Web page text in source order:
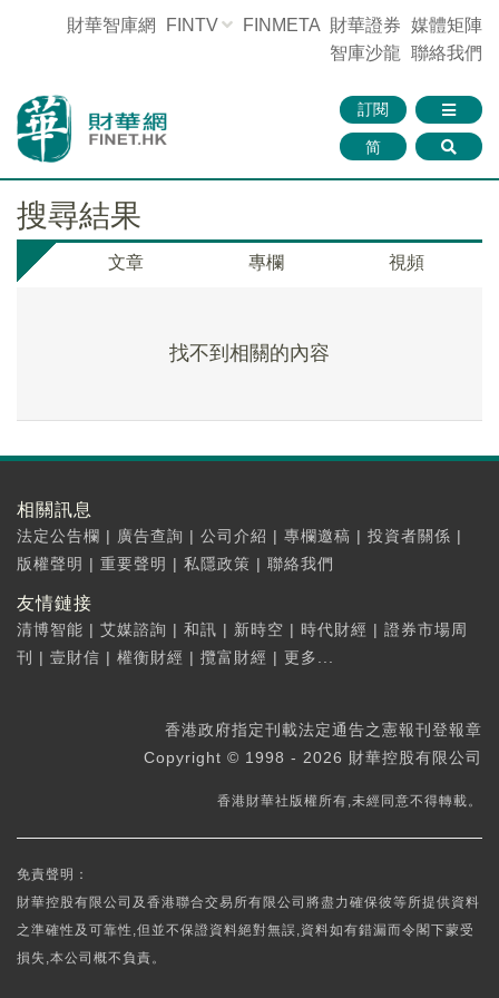
財華智庫網 FINTV FINMETA 財華證券 媒體矩陣
智庫沙龍 聯絡我們
訂閱
简
搜尋結果
文章 專欄 視頻
找不到相關的內容
相關訊息
法定公告欄 | 廣告查詢 | 公司介紹 | 專欄邀稿 | 投資者關係 |
版權聲明 | 重要聲明 | 私隱政策 | 聯絡我們
友情鏈接
清博智能 | 艾媒諮詢 | 和訊 | 新時空 | 時代財經 | 證券市場周
刊
| 壹財信 | 權衡財經 | 攬富財經 | 更多...
香港政府指定刊載法定通告之憲報刊登報章
Copyright © 1998 - 2026 財華控股有限公司
香港財華社版權所有,未經同意不得轉載。
免責聲明：
財華控股有限公司及香港聯合交易所有限公司將盡力確保彼等所提供資料
之準確性及可靠性,但並不保證資料絕對無誤,資料如有錯漏而令閣下蒙受
損失,本公司概不負責。